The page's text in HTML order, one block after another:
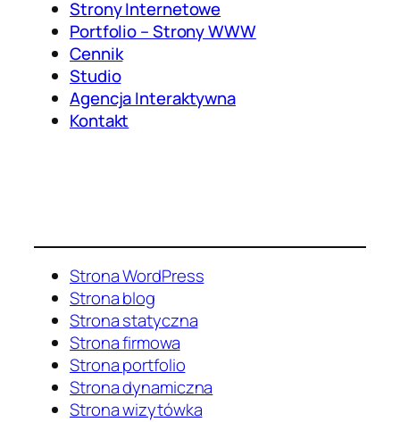
Strony Internetowe
Portfolio – Strony WWW
Cennik
Studio
Agencja Interaktywna
Kontakt
Strona WordPress
Strona blog
Strona statyczna
Strona firmowa
Strona portfolio
Strona dynamiczna
Strona wizytówka